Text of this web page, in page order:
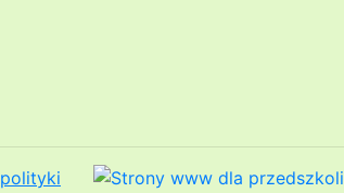
polityki